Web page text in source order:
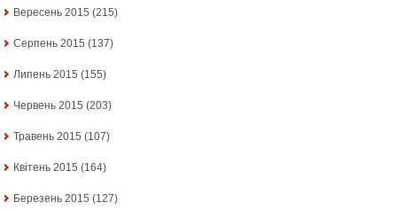
Вересень 2015 (215)
Серпень 2015 (137)
Липень 2015 (155)
Червень 2015 (203)
Травень 2015 (107)
Квітень 2015 (164)
Березень 2015 (127)